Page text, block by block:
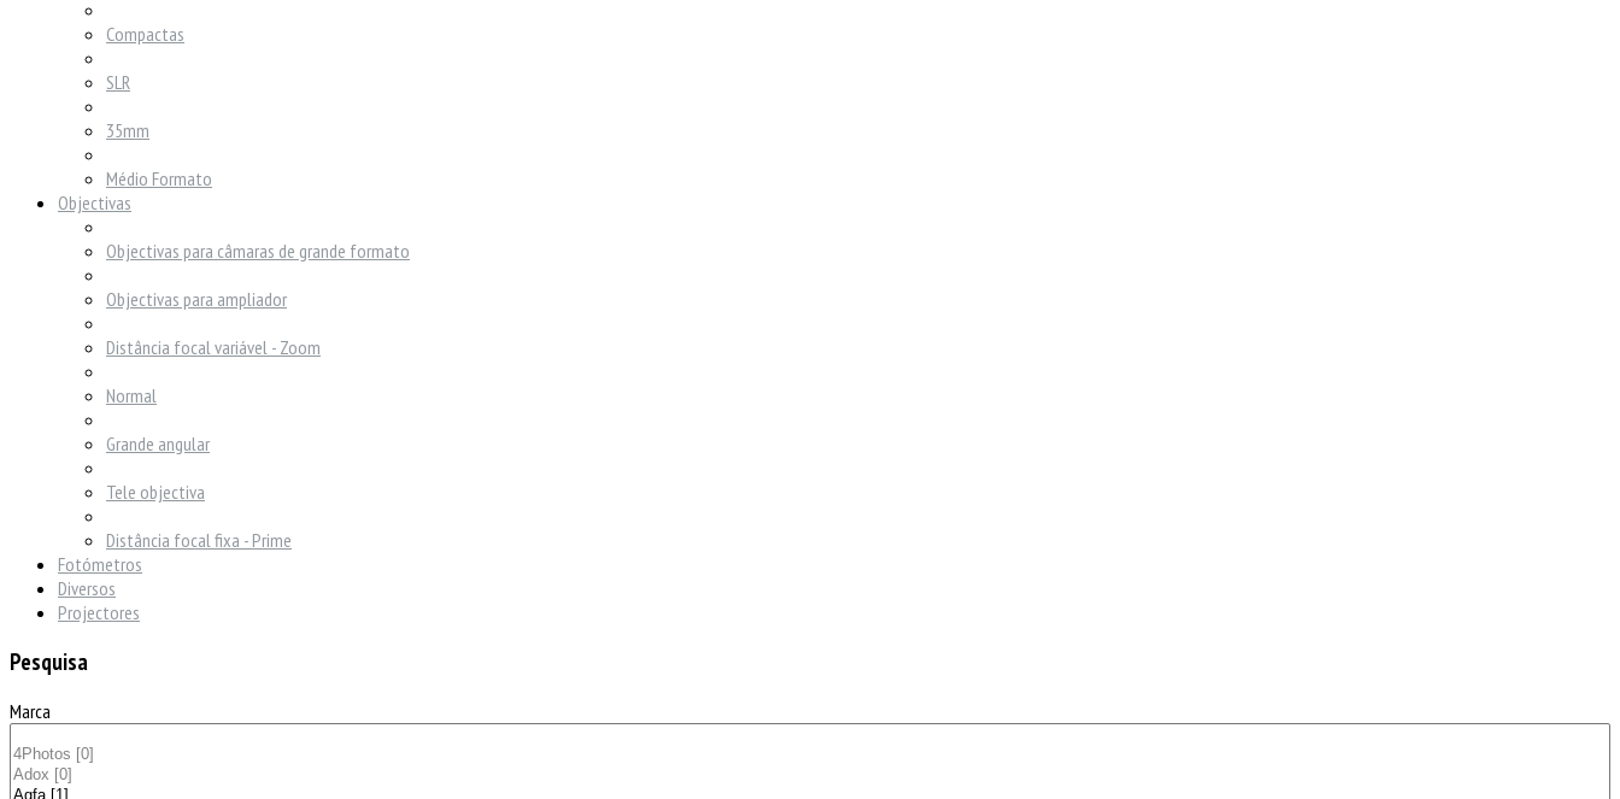
Compactas
SLR
35mm
Médio Formato
Objectivas
Objectivas para câmaras de grande formato
Objectivas para ampliador
Distância focal variável - Zoom
Normal
Grande angular
Tele objectiva
Distância focal fixa - Prime
Fotómetros
Diversos
Projectores
Pesquisa
Marca